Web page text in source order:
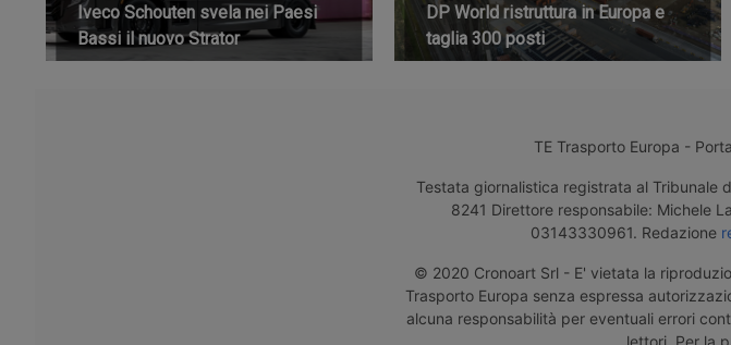
Iveco Schouten svela nei Paesi
Bassi il nuovo Strator
DP World ristruttura in Europa e
taglia 300 posti
TE Trasporto Europa -
Testata giornalistica registrata al Tribunale
8241 Direttore responsabile: Michele
03143330961. Redazione
© 2020 Cronoart Srl - E' vietata la
Trasporto Europa senza espressa
alcuna responsabilità per eventuali errori
lettori. Per la